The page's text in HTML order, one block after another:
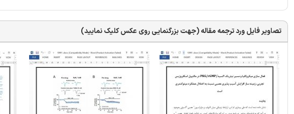
تصاویر فایل ورد ترجمه مقاله (جهت بزرگنمایی روی عکس کلیک نمایید)